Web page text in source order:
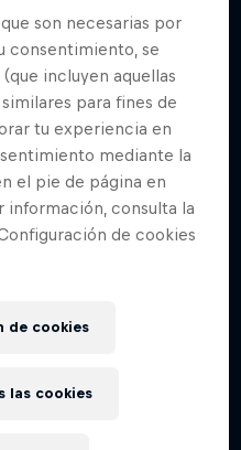
son necesarias por
consentimiento, se
incluyen aquellas
para fines de
tu experiencia en
mediante la
el pie de página en
información, consulta la
de cookies
de cookies
las cookies